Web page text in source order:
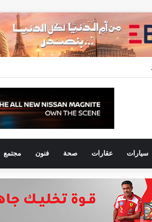
سيارات عقارات صحة فنون مجتمع